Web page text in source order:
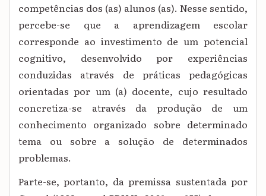
competências dos (as) alunos (as). Nesse sentido,
percebe-se que a aprendizagem escolar
corresponde ao investimento de um potencial
cognitivo, desenvolvido por experiências
conduzidas através de práticas pedagógicas
orientadas por um (a) docente, cujo resultado
concretiza-se através da produção de um
conhecimento organizado sobre determinado
tema ou sobre a solução de determinados
problemas.
Parte-se, portanto, da premissa sustentada por